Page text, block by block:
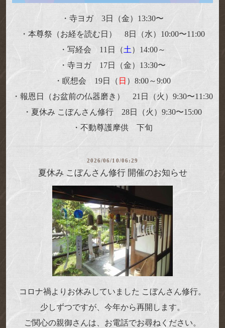
・寺ヨガ 3日（金）13:30〜
・本尊祭（お経を読む日） 8日（水）10:00〜11:00
・写経会 11日（土 ）14:00～
・寺ヨガ 17日（金）13:30〜
・瞑想会 19日（ 日 ）8:00～9:00
・報恩日（お盆前の仏器磨き） 21日
（火） 9:30〜11:30
・夏休み こぼんさん修行 28日（火）9:30〜15:00
・不動尊護摩供 下旬
2026/06/10/06:29
夏休み こぼんさん修行 開催のお知らせ
コロナ禍よりお休みしていました こぼんさん修行。
少しずつですが、今年から再開します。
ご関心の親御さんは、お電話でお尋ねください。